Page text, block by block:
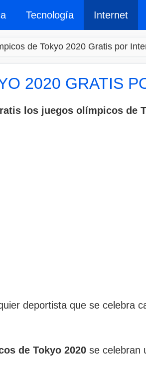
Tecnología Internet
de Tokyo 2020 Gratis por
2020 GRATIS
los juegos olímpicos de
deportista que se celebra
de Tokyo 2020 se celebran